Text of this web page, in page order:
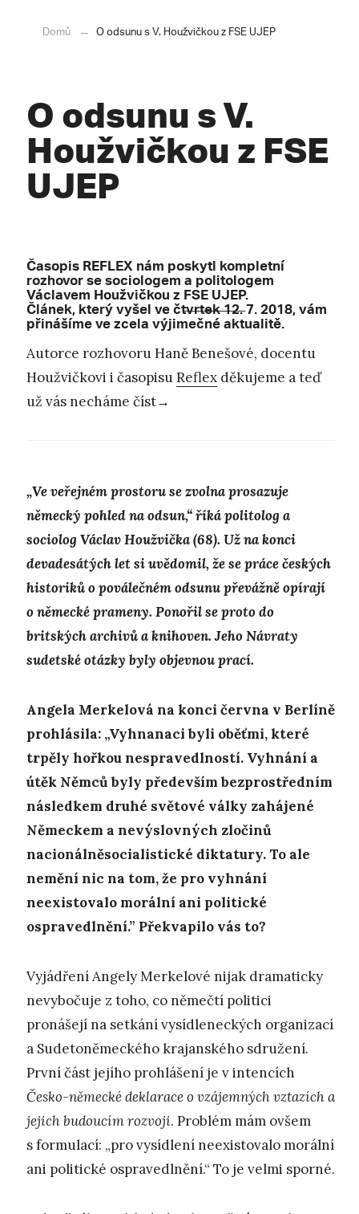
Domů O odsunu s V. Houžvičkou z FSE UJEP
O odsunu s V.
Houžvičkou z FSE
UJEP
Časopis REFLEX nám poskytl kompletní
rozhovor se sociologem a politologem
Václavem Houžvičkou zFSE UJEP.
Článek, který vyšel ve čtvrtek 12. 7. 2018, vám
přinášíme ve zcela výjimečné aktualitě.
Autorce rozhovoru Haně Benešové, docentu
Houžvičkovi i časopisuReflex děkujeme a teď
už vás necháme číst→
„Ve veřejném prostoru se zvolna prosazuje
německý pohled na odsun,“ říkápolitolog a
sociolog Václav Houžvička (68). Už na konci
devadesátých let si uvědomil, že se práce českých
historiků o poválečném odsunu převážně opírají
o německé prameny. Ponořil se proto do
britských archivů a knihoven. Jeho Návraty
sudetské otázky byly objevnou prací.
Angela Merkelová na konci června v Berlíně
prohlásila: „Vyhnanaci byli oběťmi, které
trpěly hořkou nespravedlností. Vyhnání a
útěk Němců byly především bezprostředním
následkem druhé světové války zahájené
Německem a nevýslovných zločinů
nacionálněsocialistické diktatury. To ale
nemění nic na tom, že pro vyhnání
neexistovalo morální ani politické
ospravedlnění.” Překvapilo vás to?
Vyjádření Angely Merkelové nijak dramaticky
nevybočuje z toho, co němečtí politici
pronášejí na setkání vysídleneckých organizací
a Sudetoněmeckého krajanského sdružení.
První část jejího prohlášení je v intencích
Česko-německé deklarace o vzájemných vztazích a
jejich budoucím rozvoji. Problém mám ovšem
s formulací: „pro vysídlení neexistovalo morální
ani politické ospravedlnění.“ To je velmi sporné.